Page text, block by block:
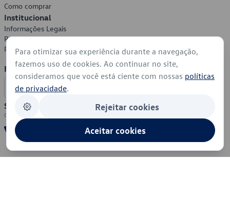
Como comprar
Institucional
Informações Legais
Política de Privacidade
Política de Cookies
Formas de Pagamento
Segurança
Para otimizar sua experiência durante a navegação,
fazemos uso de cookies. Ao continuar no site,
consideramos que você está ciente com nossas políticas
de privacidade.
Rejeitar cookies
Aceitar cookies